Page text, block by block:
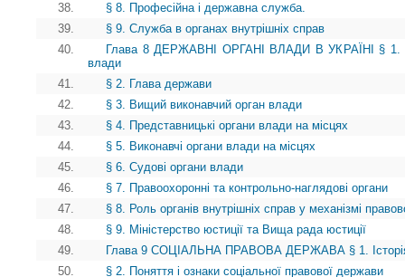
38.
§ 8. Професійна і державна служба.
39.
§ 9. Служба в органах внутрішніх справ
40.
Глава 8 ДЕРЖАВНІ ОРГАНІ ВЛАДИ В УКРАЇНІ § 1.
влади
41.
§ 2. Глава держави
42.
§ 3. Вищий виконавчий орган влади
43.
§ 4. Представницькі органи влади на місцях
44.
§ 5. Виконавчі органи влади на місцях
45.
§ 6. Судові органи влади
46.
§ 7. Правоохоронні та контрольно-наглядові органи
47.
§ 8. Роль органів внутрішніх справ у механізмі
48.
§ 9. Міністерство юстиції та Вища рада юстиції
49.
Глава 9 СОЦІАЛЬНА ПРАВОВА ДЕРЖАВА § 1. Історія
50.
§ 2. Поняття і ознаки соціальної правової держави